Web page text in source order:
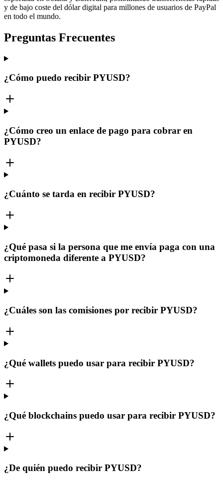
y de bajo coste del dólar digital para millones de usuarios de PayPal
en todo el mundo.
Preguntas Frecuentes
¿Cómo puedo recibir PYUSD?
¿Cómo creo un enlace de pago para cobrar en
PYUSD?
¿Cuánto se tarda en recibir PYUSD?
¿Qué pasa si la persona que me envía paga con una
criptomoneda diferente a PYUSD?
¿Cuáles son las comisiones por recibir PYUSD?
¿Qué wallets puedo usar para recibir PYUSD?
¿Qué blockchains puedo usar para recibir PYUSD?
¿De quién puedo recibir PYUSD?